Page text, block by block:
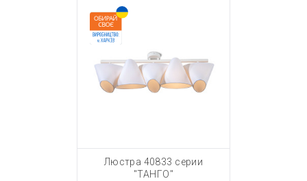
Люстра 40833 серии
"ТАНГО"